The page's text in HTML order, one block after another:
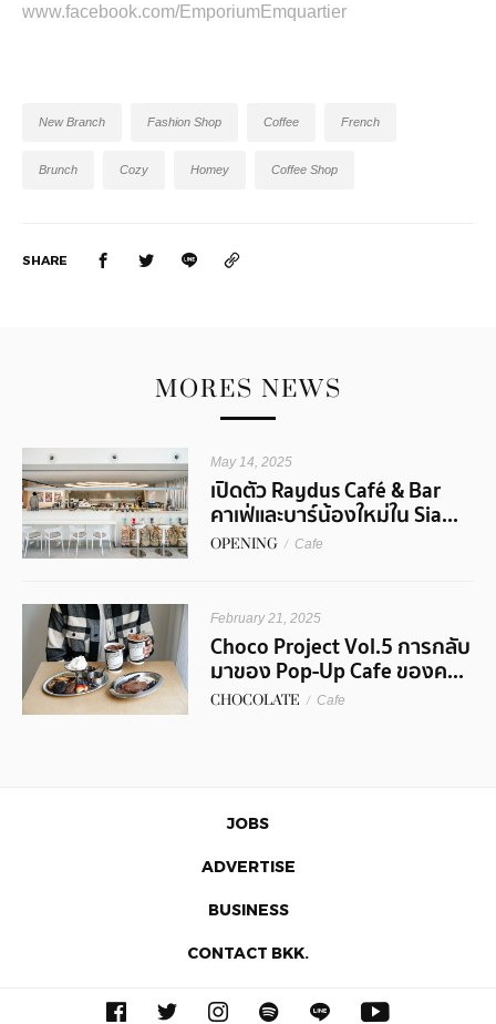
www.facebook.com/EmporiumEmquartier
New Branch Fashion Shop Coffee French
Brunch Cozy Homey Coffee Shop
SHARE
MORES NEWS
May 14, 2025
เปิดตัว Raydus Café & Bar
คาเฟ่และบาร์น้องใหม่ใน Sia...
OPENING / Cafe
February 21, 2025
Choco Project Vol.5 การกลับ
มาของ Pop-Up Cafe ของค...
CHOCOLATE / Cafe
JOBS
ADVERTISE
BUSINESS
CONTACT BKK.